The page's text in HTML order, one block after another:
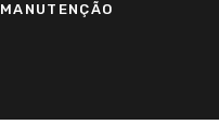
MANUTENÇÃO